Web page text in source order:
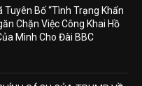
Tuyên Bố “Tình Trạng Khẩn
Chặn Việc Công Khai Hồ
Mình Cho Đài BBC